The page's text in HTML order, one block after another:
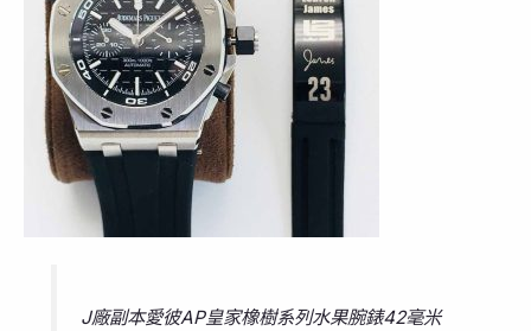
J廠副本愛彼AP皇家橡樹系列水果腕錶42毫米